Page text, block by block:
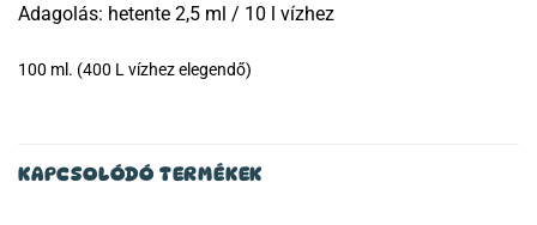
Adagolás: hetente 2,5 ml / 10 l vízhez
100 ml. (400 L vízhez elegendő)
KAPCSOLÓDÓ TERMÉKEK